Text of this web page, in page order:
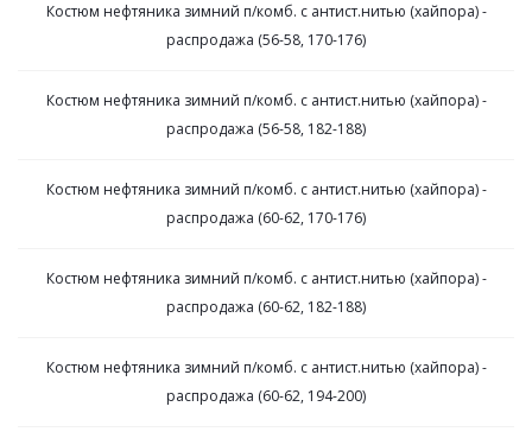
Костюм нефтяника зимний п/комб. с антист.нитью (хайпора) -
распродажа (56-58, 170-176)
Костюм нефтяника зимний п/комб. с антист.нитью (хайпора) -
распродажа (56-58, 182-188)
Костюм нефтяника зимний п/комб. с антист.нитью (хайпора) -
распродажа (60-62, 170-176)
Костюм нефтяника зимний п/комб. с антист.нитью (хайпора) -
распродажа (60-62, 182-188)
Костюм нефтяника зимний п/комб. с антист.нитью (хайпора) -
распродажа (60-62, 194-200)